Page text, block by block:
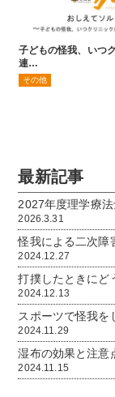
子どもの怪我、いつ
連…
その他
最新記事
2027年度理学療
2026.3.31
怪我による二次障
2024.12.27
打撲したときにど
2024.12.13
スポーツで怪我
2024.11.29
湿布の効果と注意
2024.11.15